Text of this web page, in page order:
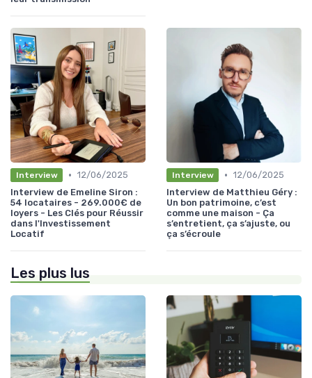
Interview • 12/06/2025
Interview de Emeline Siron :
54 locataires - 269.000€ de
loyers - Les Clés pour Réussir
dans l'Investissement
Locatif
Interview • 12/06/2025
Interview de Matthieu Géry :
Un bon patrimoine, c’est
comme une maison - Ça
s’entretient, ça s’ajuste, ou
ça s’écroule
Les plus lus